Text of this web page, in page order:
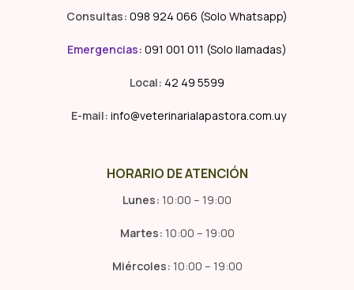
Consultas: 098 924 066 (Solo Whatsapp)
Emergencias: 091 001 011 (Solo llamadas)
Local: 42 49 5599
E-mail: info@veterinarialapastora.com.uy
HORARIO DE ATENCIÓN
Lunes: 10:00 – 19:00
Martes: 10:00 – 19:00
Miércoles: 10:00 – 19:00